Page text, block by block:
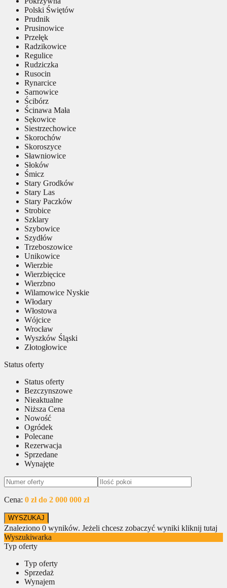
Polski Świętów
Prudnik
Prusinowice
Przełęk
Radzikowice
Regulice
Rudziczka
Rusocin
Rynarcice
Sarnowice
Ścibórz
Ścinawa Mała
Sękowice
Siestrzechowice
Skorochów
Skoroszyce
Sławniowice
Słoków
Śmicz
Stary Grodków
Stary Las
Stary Paczków
Strobice
Szklary
Szybowice
Szydłów
Trzeboszowice
Unikowice
Wierzbie
Wierzbięcice
Wierzbno
Wilamowice Nyskie
Włodary
Włostowa
Wójcice
Wrocław
Wyszków Śląski
Złotogłowice
Status oferty
Status oferty
Bezczynszowe
Nieaktualne
Niższa Cena
Nowość
Ogródek
Polecane
Rezerwacja
Sprzedane
Wynajęte
Cena: 0 zł do 2 000 000 zł
Znaleziono 0 wyników. Jeżeli chcesz zobaczyć wyniki kliknij tutaj
Wyszukiwarka
Typ oferty
Typ oferty
Sprzedaż
Wynajem